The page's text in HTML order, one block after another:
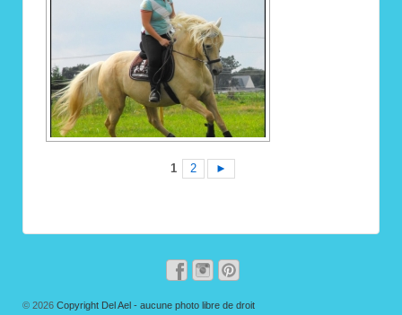
1 2 ►
© 2026 Copyright Del Ael - aucune photo libre de droit